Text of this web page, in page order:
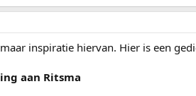
inspiratie hiervan. Hier is een
aan Ritsma